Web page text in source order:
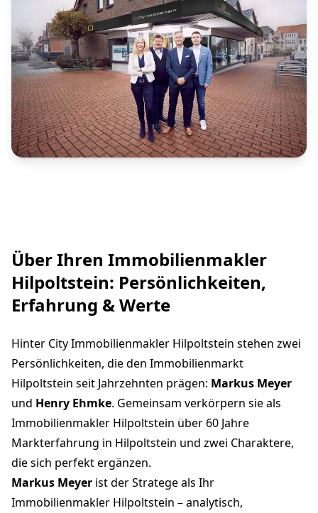
Über Ihren Immobilienmakler
Hilpoltstein: Persönlichkeiten,
Erfahrung & Werte
Hinter City Immobilienmakler Hilpoltstein stehen zwei
Persönlichkeiten, die den Immobilienmarkt
Hilpoltstein seit Jahrzehnten prägen: Markus Meyer
und Henry Ehmke. Gemeinsam verkörpern sie als
Immobilienmakler Hilpoltstein über 60 Jahre
Markterfahrung in Hilpoltstein und zwei Charaktere,
die sich perfekt ergänzen.
Markus Meyer ist der Stratege als Ihr
Immobilienmakler Hilpoltstein – analytisch,